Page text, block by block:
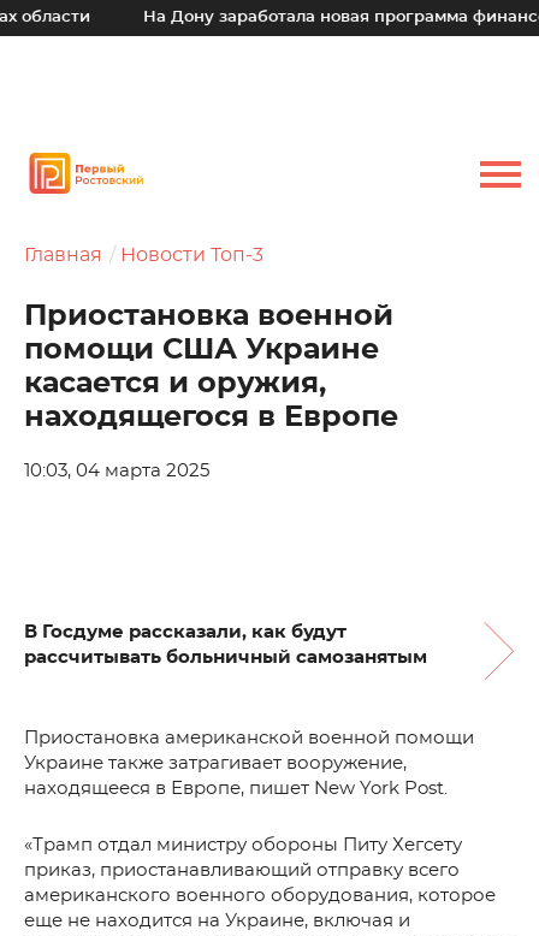
На Дону заработала новая программа
Главная Новости Топ-3
Приостановка военной
помощи США Украине
касается и оружия,
находящегося в Европе
10:03, 04 марта 2025
В Госдуме рассказали, как будут
рассчитывать больничный самозанятым
Приостановка американской военной помощи
Украине также затрагивает вооружение,
находящееся в Европе, пишет New York Post.
«Трамп отдал министру обороны Питу Хегсету
приказ, приостанавливающий отправку всего
американского военного оборудования, которое
еще не находится на Украине, включая и